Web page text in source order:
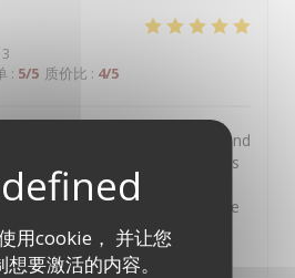
用cookie， 并让您
要激活的内容。
: 5/5 质价比 : 4/5
very kind waiters/waitresses and
A beautiful spot for tourists as
and even my grandma,
was able to talk to one of the
10/10 experience, definitely